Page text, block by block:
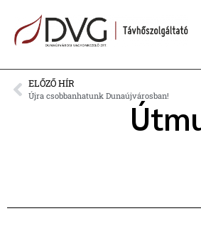
ELŐZŐ HÍR
Újra csobbanhatunk Dunaújvárosban!